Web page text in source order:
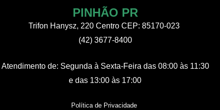
PINHÃO PR
Trifon Hanysz, 220 Centro CEP: 85170-023
(42) 3677-8400
Atendimento de: Segunda à Sexta-Feira das 08:00 às 11:30
e das 13:00 às 17:00
Política de Privacidade